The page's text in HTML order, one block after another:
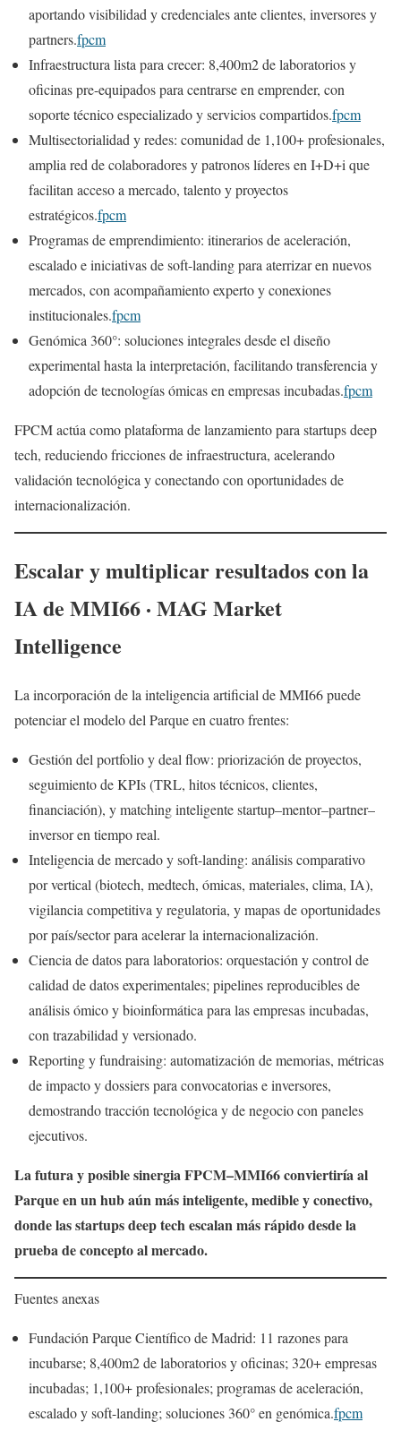
aportando visibilidad y credenciales ante clientes, inversores y
partners.fpcm
Infraestructura lista para crecer: 8,400m2 de laboratorios y
oficinas pre-equipados para centrarse en emprender, con
soporte técnico especializado y servicios compartidos.fpcm
Multisectorialidad y redes: comunidad de 1,100+ profesionales,
amplia red de colaboradores y patronos líderes en I+D+i que
facilitan acceso a mercado, talento y proyectos
estratégicos.fpcm
Programas de emprendimiento: itinerarios de aceleración,
escalado e iniciativas de soft-landing para aterrizar en nuevos
mercados, con acompañamiento experto y conexiones
institucionales.fpcm
Genómica 360°: soluciones integrales desde el diseño
experimental hasta la interpretación, facilitando transferencia y
adopción de tecnologías ómicas en empresas incubadas.fpcm
FPCM actúa como plataforma de lanzamiento para startups deep
tech, reduciendo fricciones de infraestructura, acelerando
validación tecnológica y conectando con oportunidades de
internacionalización.
Escalar y multiplicar resultados con la
IA de MMI66 · MAG Market
Intelligence
La incorporación de la inteligencia artificial de MMI66 puede
potenciar el modelo del Parque en cuatro frentes:
Gestión del portfolio y deal flow: priorización de proyectos,
seguimiento de KPIs (TRL, hitos técnicos, clientes,
financiación), y matching inteligente startup–mentor–partner–
inversor en tiempo real.
Inteligencia de mercado y soft-landing: análisis comparativo
por vertical (biotech, medtech, ómicas, materiales, clima, IA),
vigilancia competitiva y regulatoria, y mapas de oportunidades
por país/sector para acelerar la internacionalización.
Ciencia de datos para laboratorios: orquestación y control de
calidad de datos experimentales; pipelines reproducibles de
análisis ómico y bioinformática para las empresas incubadas,
con trazabilidad y versionado.
Reporting y fundraising: automatización de memorias, métricas
de impacto y dossiers para convocatorias e inversores,
demostrando tracción tecnológica y de negocio con paneles
ejecutivos.
La futura y posible sinergia FPCM–MMI66 conviertiría al
Parque en un hub aún más inteligente, medible y conectivo,
donde las startups deep tech escalan más rápido desde la
prueba de concepto al mercado.
Fuentes anexas
Fundación Parque Científico de Madrid: 11 razones para
incubarse; 8,400m2 de laboratorios y oficinas; 320+ empresas
incubadas; 1,100+ profesionales; programas de aceleración,
escalado y soft-landing; soluciones 360° en genómica.fpcm